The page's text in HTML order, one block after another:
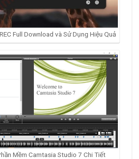
Full Download và Sử Dụng Hiệu Quả
Mềm Camtasia Studio 7 Chi Tiết